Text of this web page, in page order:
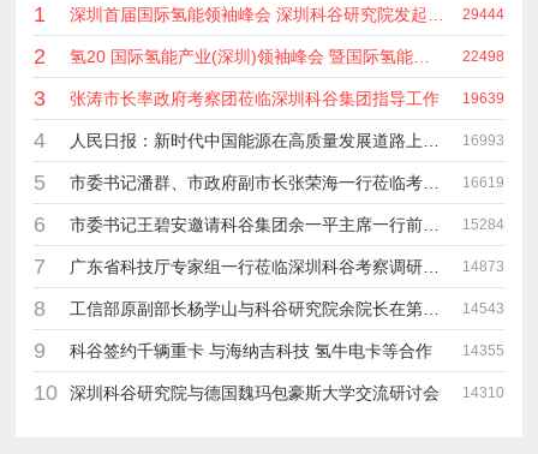
1 29444
2 氢20 国际氢能产业(深圳)领袖峰会 暨国际氢能产业链展览会 22498
3 张涛市长率政府考察团莅临深圳科谷集团指导工作 19639
4 16993
5 市委书记潘群、市政府副市长张荣海一行莅临考察指导工作 16619
6 市委书记王碧安邀请科谷集团余一平主席一行前往工业转移园考察合作 15284
7 广东省科技厅专家组一行莅临深圳科谷考察调研“未来能源中心”项目 14873
8 工信部原副部长杨学山与科谷研究院余院长在第九届中电博览会交流 14543
9 科谷签约千辆重卡 与海纳吉科技 氢牛电卡等合作 14355
10 深圳科谷研究院与德国魏玛包豪斯大学交流研讨会 14310